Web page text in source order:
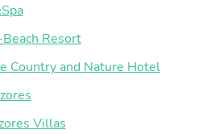
Resort
Country and Nature Hotel
Villas